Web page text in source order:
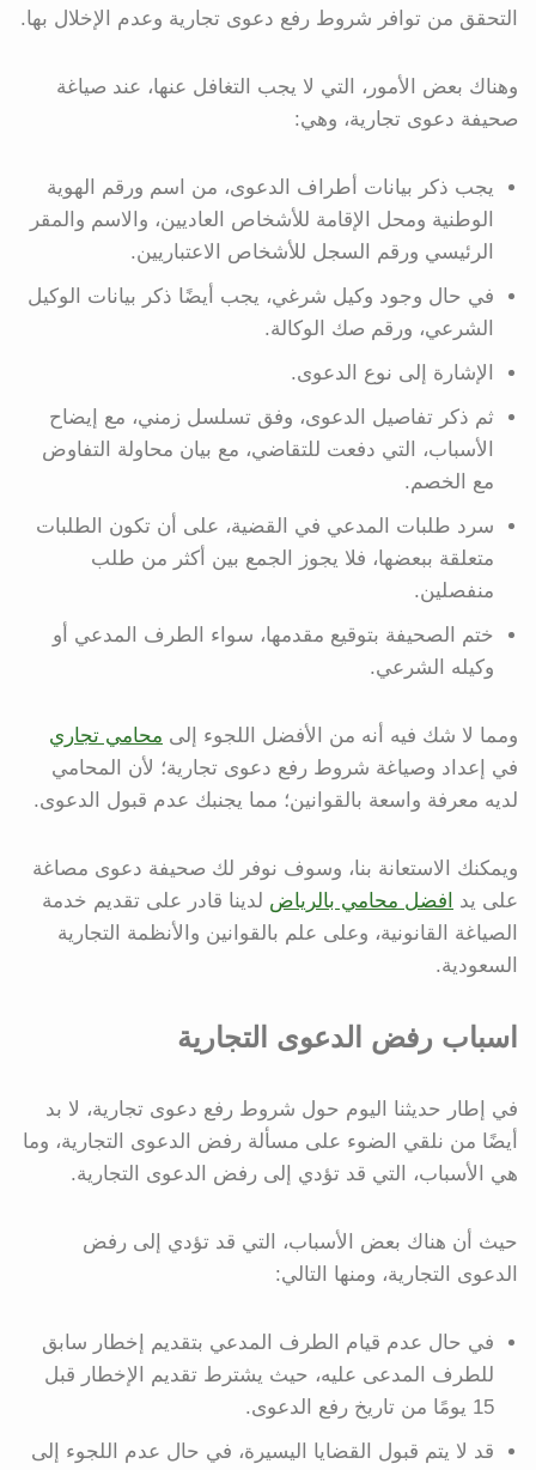
التحقق من توافر شروط رفع دعوى تجارية وعدم الإخلال بها.
وهناك بعض الأمور، التي لا يجب التغافل عنها، عند صياغة
صحيفة دعوى تجارية، وهي:
يجب ذكر بيانات أطراف الدعوى، من اسم ورقم الهوية
الوطنية ومحل الإقامة للأشخاص العاديين، والاسم والمقر
الرئيسي ورقم السجل للأشخاص الاعتباريين.
في حال وجود وكيل شرغي، يجب أيضًا ذكر بيانات الوكيل
الشرعي، ورقم صك الوكالة.
الإشارة إلى نوع الدعوى.
ثم ذكر تفاصيل الدعوى، وفق تسلسل زمني، مع إيضاح
الأسباب، التي دفعت للتقاضي، مع بيان محاولة التفاوض
مع الخصم.
سرد طلبات المدعي في القضية، على أن تكون الطلبات
متعلقة ببعضها، فلا يجوز الجمع بين أكثر من طلب
منفصلين.
ختم الصحيفة بتوقيع مقدمها، سواء الطرف المدعي أو
وكيله الشرعي.
ومما لا شك فيه أنه من الأفضل اللجوء إلى محامي تجاري
في إعداد وصياغة شروط رفع دعوى تجارية؛ لأن المحامي
لديه معرفة واسعة بالقوانين؛ مما يجنبك عدم قبول الدعوى.
ويمكنك الاستعانة بنا، وسوف نوفر لك صحيفة دعوى مصاغة
على يد
افضل محامي بالرياض لدينا قادر على تقديم خدمة
الصياغة القانونية، وعلى علم بالقوانين والأنظمة التجارية
السعودية.
اسباب رفض الدعوى التجارية
في إطار حديثنا اليوم حول شروط رفع دعوى تجارية، لا بد
أيضًا من نلقي الضوء على مسألة رفض الدعوى التجارية، وما
هي الأسباب، التي قد تؤدي إلى رفض الدعوى التجارية.
حيث أن هناك بعض الأسباب، التي قد تؤدي إلى رفض
الدعوى التجارية، ومنها التالي:
في حال عدم قيام الطرف المدعي بتقديم إخطار سابق
للطرف المدعى عليه، حيث يشترط تقديم الإخطار قبل
15 يومًا من تاريخ رفع الدعوى.
قد لا يتم قبول القضايا اليسيرة، في حال عدم اللجوء إلى